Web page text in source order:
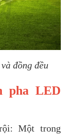
đồng đều
pha LED
Một trong